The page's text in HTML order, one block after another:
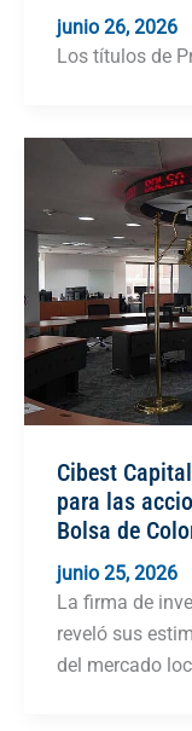
junio 26, 2026
Los títulos de
Cibest
para las
Bolsa de
junio 25, 2026
La firma de
reveló sus
del mercado